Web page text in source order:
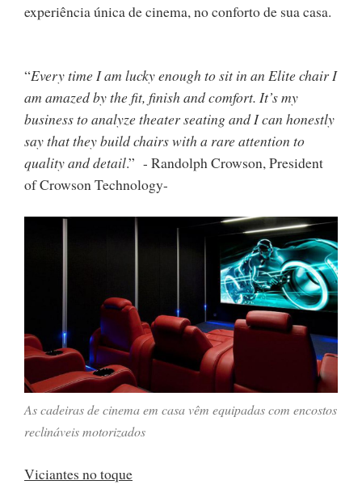
experiência única de cinema, no conforto de sua casa.
“Every time I am lucky enough to sit in an Elite chair I
am amazed by the fit, finish and comfort. It’s my
business to analyze theater seating and I can honestly
say that they build chairs with a rare attention to
quality and detail.” - Randolph Crowson, President
of Crowson Technology-
As cadeiras de cinema em casa vêm equipadas com encostos
reclináveis motorizados
Viciantes no toque